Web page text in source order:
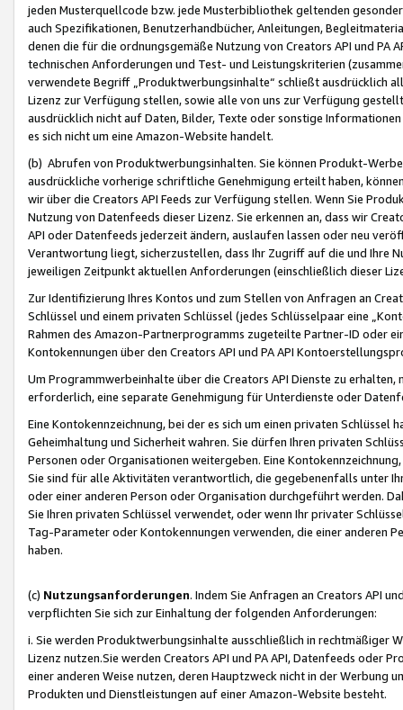
jeden Musterquellcode bzw. jede Musterbibliothek geltenden
auch Spezifikationen, Benutzerhandbücher, Anleitungen,
denen die für die ordnungsgemäße Nutzung von Creators API und PA
technischen Anforderungen und Test- und Leistungskriterien
verwendete Begriff „Produktwerbungsinhalte“ schließt ausdrücklich
Lizenz zur Verfügung stellen, sowie alle von uns zur Verfügung
ausdrücklich nicht auf Daten, Bilder, Texte oder sonstige
es sich nicht um eine Amazon-Website handelt.
(b) Abrufen von Produktwerbungsinhalten. Sie können Produkt-
ausdrückliche vorherige schriftliche Genehmigung erteilt haben,
wir über die Creators API Feeds zur Verfügung stellen. Wenn Sie
Nutzung von Datenfeeds dieser Lizenz. Sie erkennen an, dass wir
API oder Datenfeeds jederzeit ändern, auslaufen lassen oder neu
Verantwortung liegt, sicherzustellen, dass Ihr Zugriff auf die und Ihre
jeweiligen Zeitpunkt aktuellen Anforderungen (einschließlich dieser
Zur Identifizierung Ihres Kontos und zum Stellen von Anfragen an
Schlüssel und einem privaten Schlüssel (jedes Schlüsselpaar eine
Rahmen des Amazon-Partnerprogramms zugeteilte Partner-ID oder
Kontokennungen über den Creators API und PA API
Um Programmwerbeinhalte über die Creators API Dienste zu
erforderlich, eine separate Genehmigung für Unterdienste oder
Eine Kontokennzeichnung, bei der es sich um einen privaten
Geheimhaltung und Sicherheit wahren. Sie dürfen Ihren privaten
Personen oder Organisationen weitergeben. Eine
Sie sind für alle Aktivitäten verantwortlich, die gegebenenfalls unter
oder einer anderen Person oder Organisation durchgeführt werden.
Sie Ihren privaten Schlüssel verwendet, oder wenn Ihr privater
Tag-Parameter oder Kontokennungen verwenden, die einer anderen
haben.
(c) Nutzungsanforderungen. Indem Sie Anfragen an Creators API
verpflichten Sie sich zur Einhaltung der folgenden Anforderungen:
i. Sie werden Produktwerbungsinhalte ausschließlich in rechtmäßiger
Lizenz nutzen.Sie werden Creators API und PA API, Datenfeeds oder
einer anderen Weise nutzen, deren Hauptzweck nicht in der Werbung
Produkten und Dienstleistungen auf einer Amazon-Website besteht.